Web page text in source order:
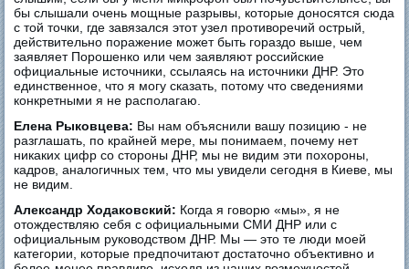
бы слышали очень мощные разрывы, которые доносятся сюда
с той точки, где завязался этот узел противоречий острый,
действительно поражение может быть гораздо выше, чем
заявляет Порошенко или чем заявляют российские
официальные источники, ссылаясь на источники ДНР. Это
единственное, что я могу сказать, потому что сведениями
конкретными я не располагаю.
Елена Рыковцева: Вы нам объяснили вашу позицию - не
разглашать, по крайней мере, мы понимаем, почему нет
никаких цифр со стороны ДНР, мы не видим эти похороны,
кадров, аналогичных тем, что мы увидели сегодня в Киеве, мы
не видим.
Александр Ходаковский: Когда я говорю «мы», я не
отождествляю себя с официальными СМИ ДНР или с
официальным руководством ДНР. Мы — это те люди моей
категории, которые предпочитают достаточно объективно и